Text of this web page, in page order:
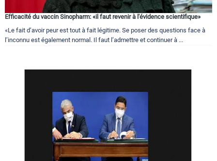
Efficacité du vaccin Sinopharm: «il faut revenir à l'évidence scientifique»
«Le fait d’avoir peur est tout à fait légitime. Se poser des questions face à
l’inconnu est également normal. Il faut l’admettre et continuer à ...